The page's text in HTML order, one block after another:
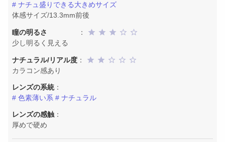
# ナチュ盛りできる大きめサイズ
体感サイズ/13.3mm前後
瞳の明るさ
：
少し明るく見える
ナチュラル/リアル度 ：
カラコン感あり
レンズの系統：
# 色素薄い系 # ナチュラル
レンズの感触 ：
厚めで硬め